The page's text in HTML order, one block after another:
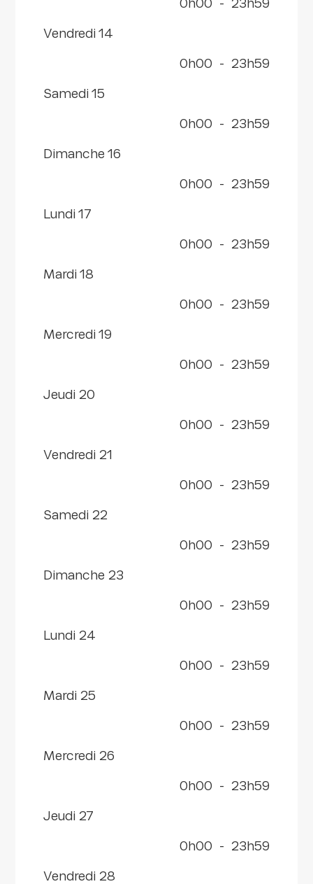
0h00 - 23h59
vendredi 14
0h00 - 23h59
samedi 15
0h00 - 23h59
dimanche 16
0h00 - 23h59
lundi 17
0h00 - 23h59
mardi 18
0h00 - 23h59
mercredi 19
0h00 - 23h59
jeudi 20
0h00 - 23h59
vendredi 21
0h00 - 23h59
samedi 22
0h00 - 23h59
dimanche 23
0h00 - 23h59
lundi 24
0h00 - 23h59
mardi 25
0h00 - 23h59
mercredi 26
0h00 - 23h59
jeudi 27
0h00 - 23h59
vendredi 28